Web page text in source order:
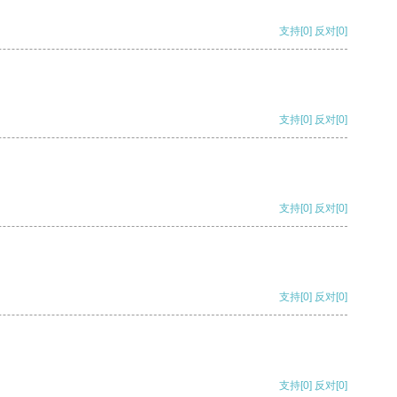
支持[0] 反对[0]
支持[0] 反对[0]
支持[0] 反对[0]
支持[0] 反对[0]
支持[0] 反对[0]